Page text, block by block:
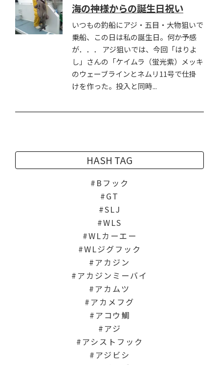
海の神様からの誕生日祝い
いつもの釣船にアジ・五目・大物狙いで
乗船、この日は私の誕生日。何か予感
が．．． アジ狙いでは、今回「はりよ
し」さんの「ケイムラ（蛍光紫）メッキ
のウェーブラインとネムリ11号で仕掛
けを作った。投入と同時...
HASH TAG
Bフック
GT
SLJ
WLS
WLカーエー
WLジグフック
アカジン
アカジンミーバイ
アカムツ
アカメフグ
アコウ鯛
アジ
アシストフック
アジビシ